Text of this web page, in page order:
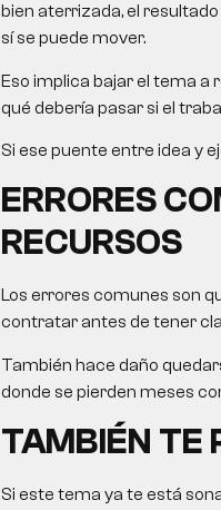
bien aterrizada, el
sí se puede mover.
Eso implica bajar el tema a
qué debería pasar si el
Si ese puente entre idea y
ERRORES
RECURSOS
Los errores comunes son
contratar antes de tener
También hace daño
donde se pierden meses
TAMBIÉN TE
Si este tema ya te está